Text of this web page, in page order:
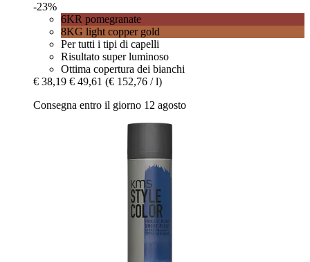
-23%
6KR pomegranate
8KG light copper gold
Per tutti i tipi di capelli
Risultato super luminoso
Ottima copertura dei bianchi
€ 38,19 € 49,61 (€ 152,76 / l)
Consegna entro il giorno 12 agosto